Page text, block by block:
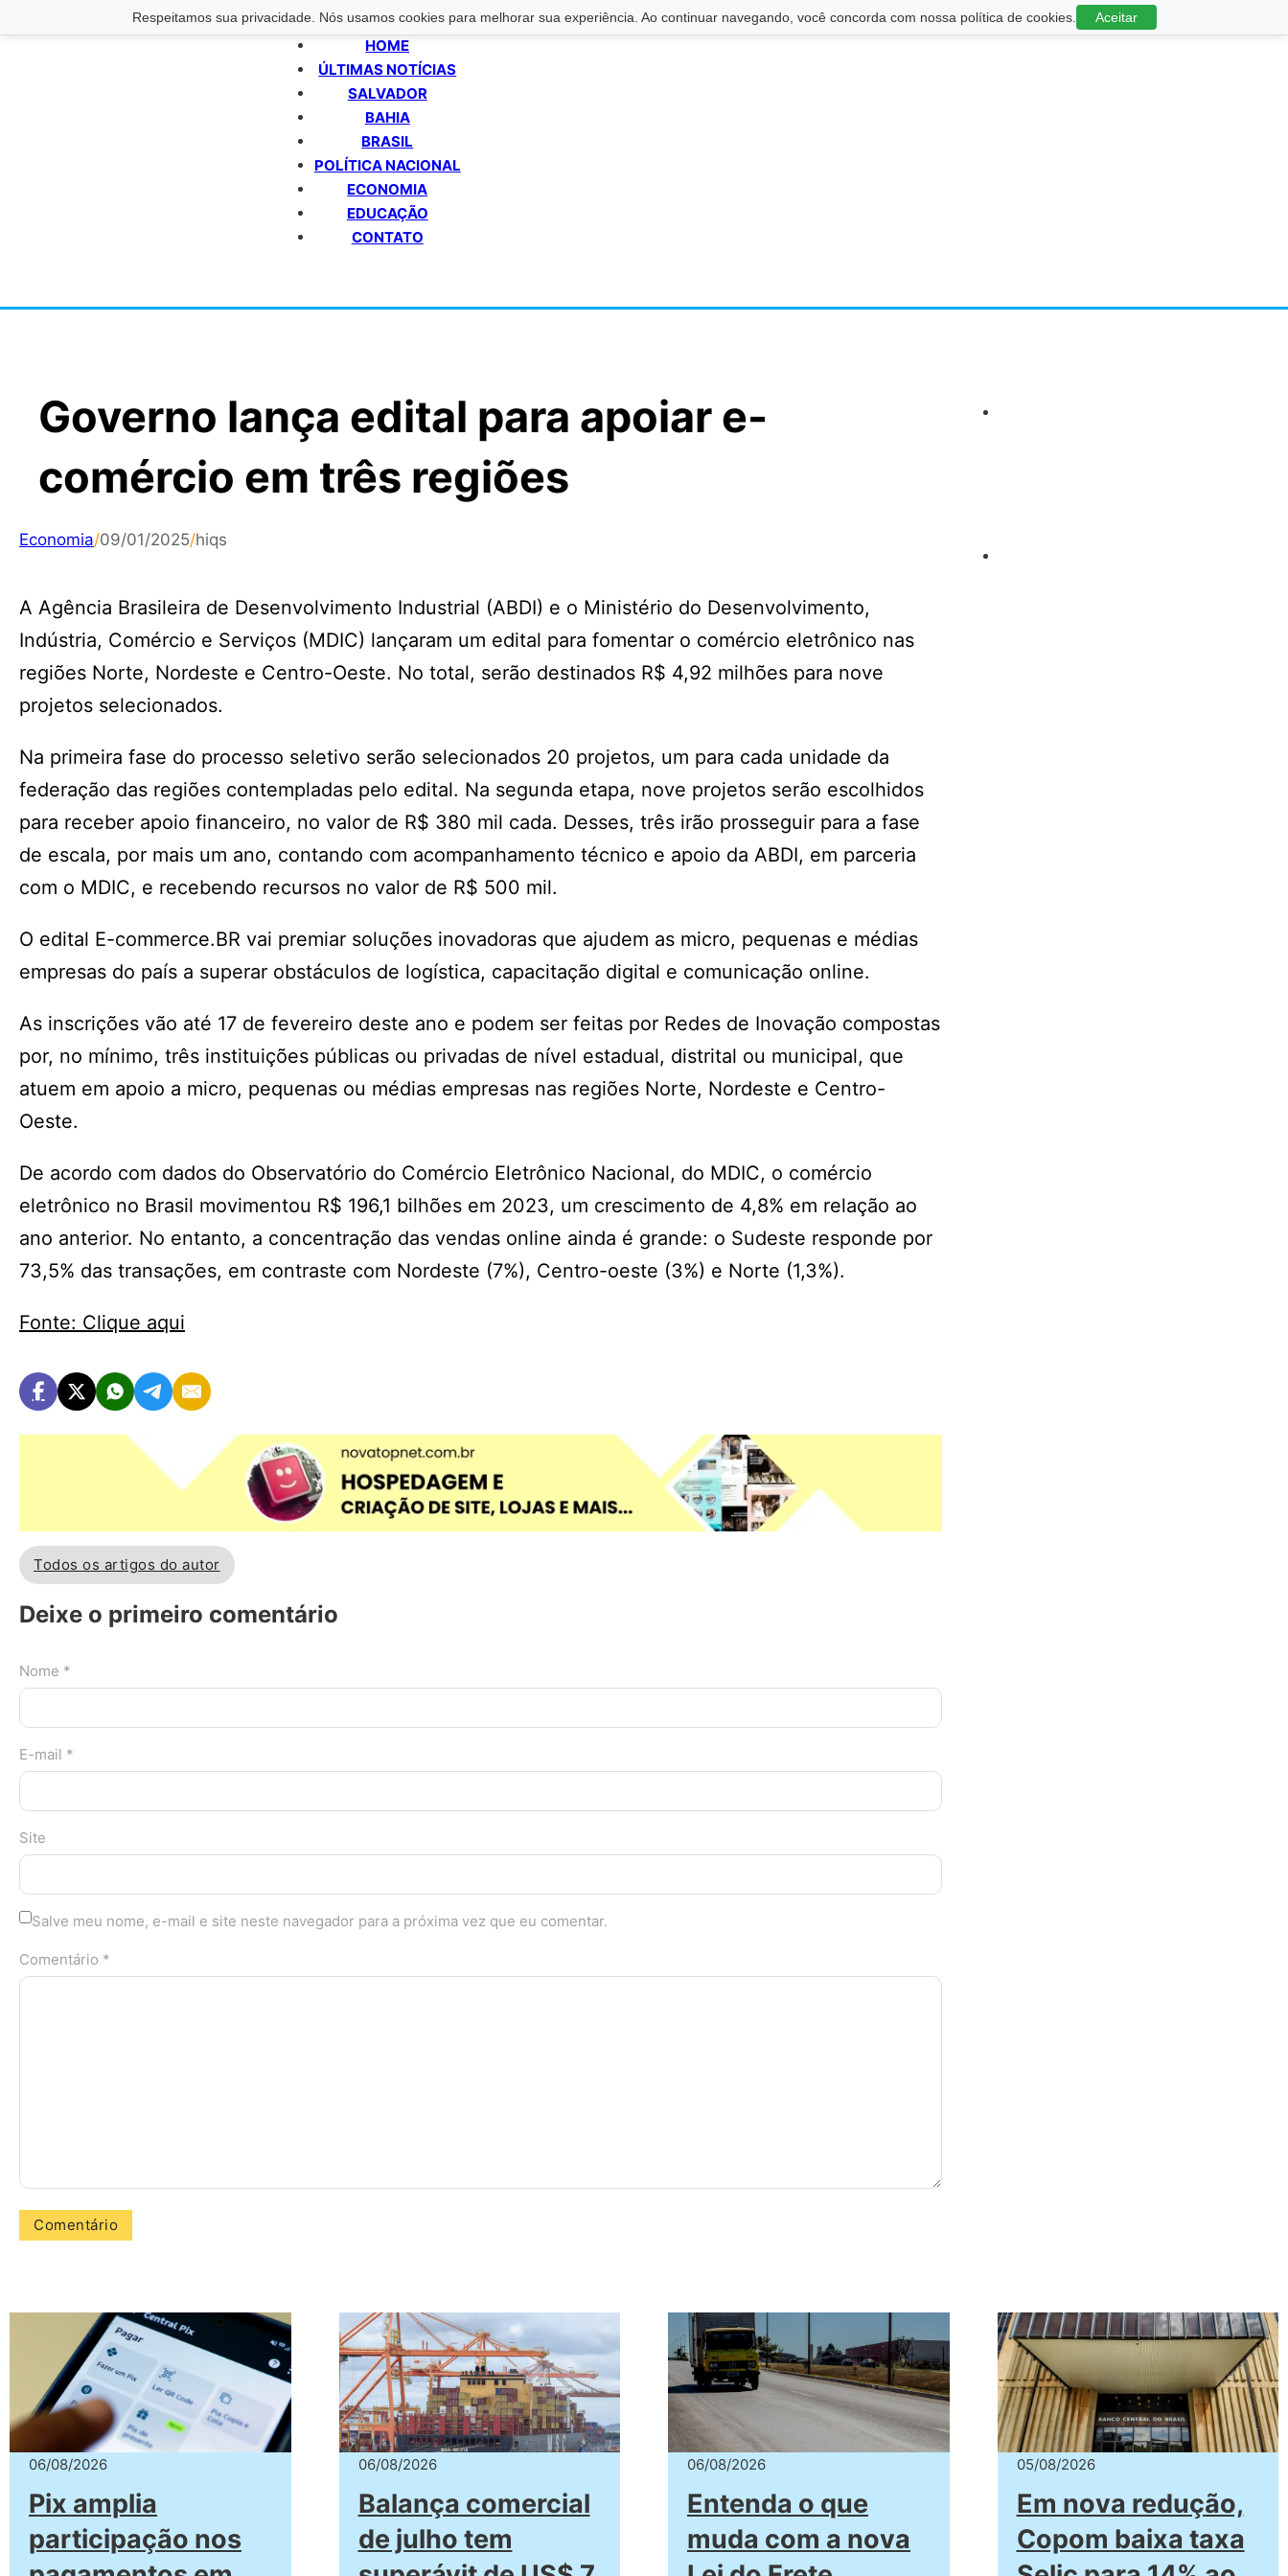
Respeitamos sua privacidade. Nós usamos cookies para melhorar sua experiência. Ao continuar navegando, você concorda com nossa política de cookies. Aceitar
HOME
ÚLTIMAS NOTÍCIAS
SALVADOR
BAHIA
BRASIL
POLÍTICA NACIONAL
ECONOMIA
EDUCAÇÃO
CONTATO
Governo lança edital para apoiar e-
comércio em três regiões
Economia/09/01/2025/hiqs
A Agência Brasileira de Desenvolvimento Industrial (ABDI) e o Ministério do Desenvolvimento,
Indústria, Comércio e Serviços (MDIC) lançaram um edital para fomentar o comércio eletrônico nas
regiões Norte, Nordeste e Centro-Oeste. No total, serão destinados R$ 4,92 milhões para nove
projetos selecionados.
Na primeira fase do processo seletivo serão selecionados 20 projetos, um para cada unidade da
federação das regiões contempladas pelo edital. Na segunda etapa, nove projetos serão escolhidos
para receber apoio financeiro, no valor de R$ 380 mil cada. Desses, três irão prosseguir para a fase
de escala, por mais um ano, contando com acompanhamento técnico e apoio da ABDI, em parceria
com o MDIC, e recebendo recursos no valor de R$ 500 mil.
O edital E-commerce.BR vai premiar soluções inovadoras que ajudem as micro, pequenas e médias
empresas do país a superar obstáculos de logística, capacitação digital e comunicação online.
As inscrições vão até 17 de fevereiro deste ano e podem ser feitas por Redes de Inovação compostas
por, no mínimo, três instituições públicas ou privadas de nível estadual, distrital ou municipal, que
atuem em apoio a micro, pequenas ou médias empresas nas regiões Norte, Nordeste e Centro-
Oeste.
De acordo com dados do Observatório do Comércio Eletrônico Nacional, do MDIC, o comércio
eletrônico no Brasil movimentou R$ 196,1 bilhões em 2023, um crescimento de 4,8% em relação ao
ano anterior. No entanto, a concentração das vendas online ainda é grande: o Sudeste responde por
73,5% das transações, em contraste com Nordeste (7%), Centro-oeste (3%) e Norte (1,3%).
Fonte: Clique aqui
Todos os artigos do autor
Deixe o primeiro comentário
Nome *
E-mail *
Site
Salve meu nome, e-mail e site neste navegador para a próxima vez que eu comentar.
Comentário *
06/08/2026
Pix amplia
participação nos
06/08/2026
Balança comercial
de julho tem
06/08/2026
Entenda o que
muda com a nova
05/08/2026
Em nova redução,
Copom baixa taxa